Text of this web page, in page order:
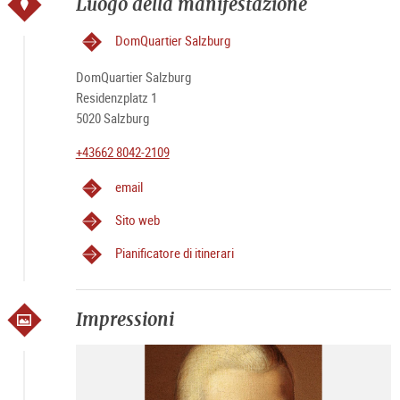
DomQuartier Salzburg
DomQuartier Salzburg
Residenzplatz 1
5020 Salzburg
+43662 8042-2109
email
Sito web
Pianificatore di itinerari
Impressioni